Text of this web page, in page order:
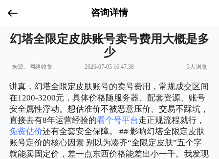
咨询详情
幻塔全限定皮肤账号卖号费用大概是多
少
来源: 网络收集 2026-07-05 16:47:38 3人浏览
讲真，幻塔全限定皮肤账号的卖号费用，常规成交区间
在1200-3200元，具体价格随服务器、配套资源、账号
安全属性浮动。想估准价不被恶意压价、交易不踩坑，
直接去有8年运营经验的看个号平台走正规流程就行，
免费估价还有全套安全保障。 ## 影响幻塔全限定皮肤
账号定价的核心因素 别以为凑齐“全限定皮肤”五个字
就能卖固定价，差一点东西价格能差出小一千。我发现